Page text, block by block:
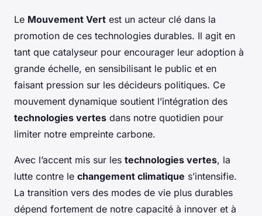
Le Mouvement Vert est un acteur clé dans la
promotion de ces technologies durables. Il agit en
tant que catalyseur pour encourager leur adoption à
grande échelle, en sensibilisant le public et en
faisant pression sur les décideurs politiques. Ce
mouvement dynamique soutient l’intégration des
technologies vertes dans notre quotidien pour
limiter notre empreinte carbone.
Avec l’accent mis sur les technologies vertes, la
lutte contre le changement climatique s’intensifie.
La transition vers des modes de vie plus durables
dépend fortement de notre capacité à innover et à